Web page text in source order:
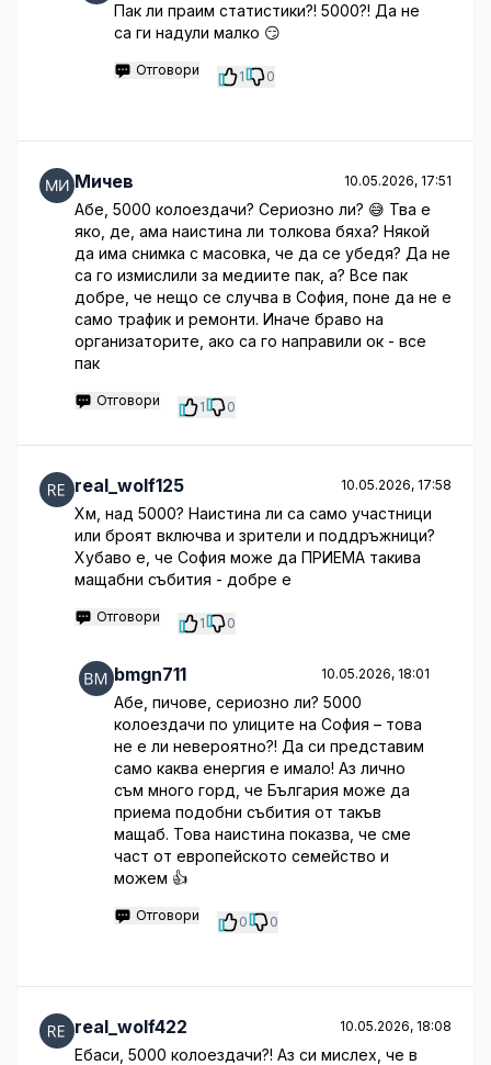
Пак ли праим статистики?! 5000?! Да не
са ги надули малко 😏
Отговори 1 0
Мичев 10.05.2026, 17:51
Абе, 5000 колоездачи? Сериозно ли? 😅 Тва е
яко, де, ама наистина ли толкова бяха? Някой
да има снимка с масовка, че да се убедя? Да не
са го измислили за медиите пак, а? Все пак
добре, че нещо се случва в София, поне да не е
само трафик и ремонти. Иначе браво на
организаторите, ако са го направили ок - все
пак
Отговори 1 0
real_wolf125 10.05.2026, 17:58
Хм, над 5000? Наистина ли са само участници
или броят включва и зрители и поддръжници?
Хубаво е, че София може да ПРИЕМА такива
мащабни събития - добре е
Отговори 1 0
bmgn711 10.05.2026, 18:01
Абе, пичове, сериозно ли? 5000
колоездачи по улиците на София – това
не е ли невероятно?! Да си представим
само каква енергия е имало! Аз лично
съм много горд, че България може да
приема подобни събития от такъв
мащаб. Това наистина показва, че сме
част от европейското семейство и
можем 👍
Отговори 0 0
real_wolf422 10.05.2026, 18:08
Ебаси, 5000 колоездачи?! Аз си мислех, че в